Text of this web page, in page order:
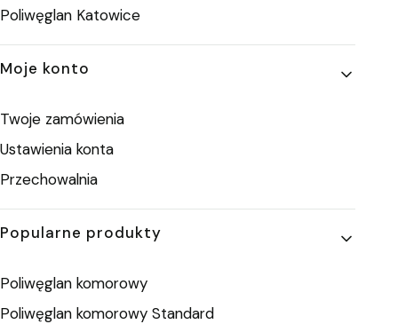
Poliwęglan Katowice
Moje konto
Twoje zamówienia
Ustawienia konta
Przechowalnia
Popularne produkty
Poliwęglan komorowy
Poliwęglan komorowy Standard